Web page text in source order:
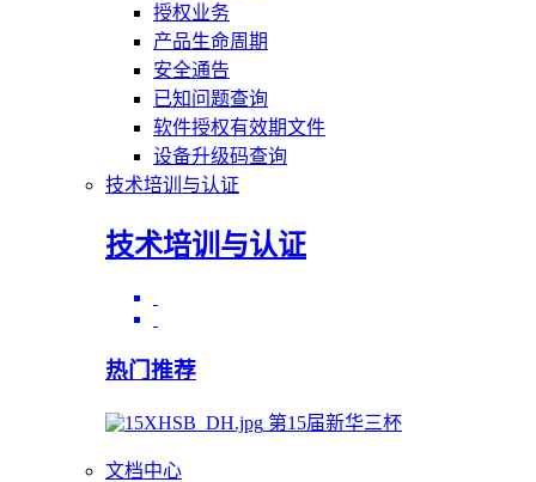
授权业务
产品生命周期
安全通告
已知问题查询
软件授权有效期文件
设备升级码查询
技术培训与认证
技术培训与认证
热门推荐
第15届新华三杯
文档中心